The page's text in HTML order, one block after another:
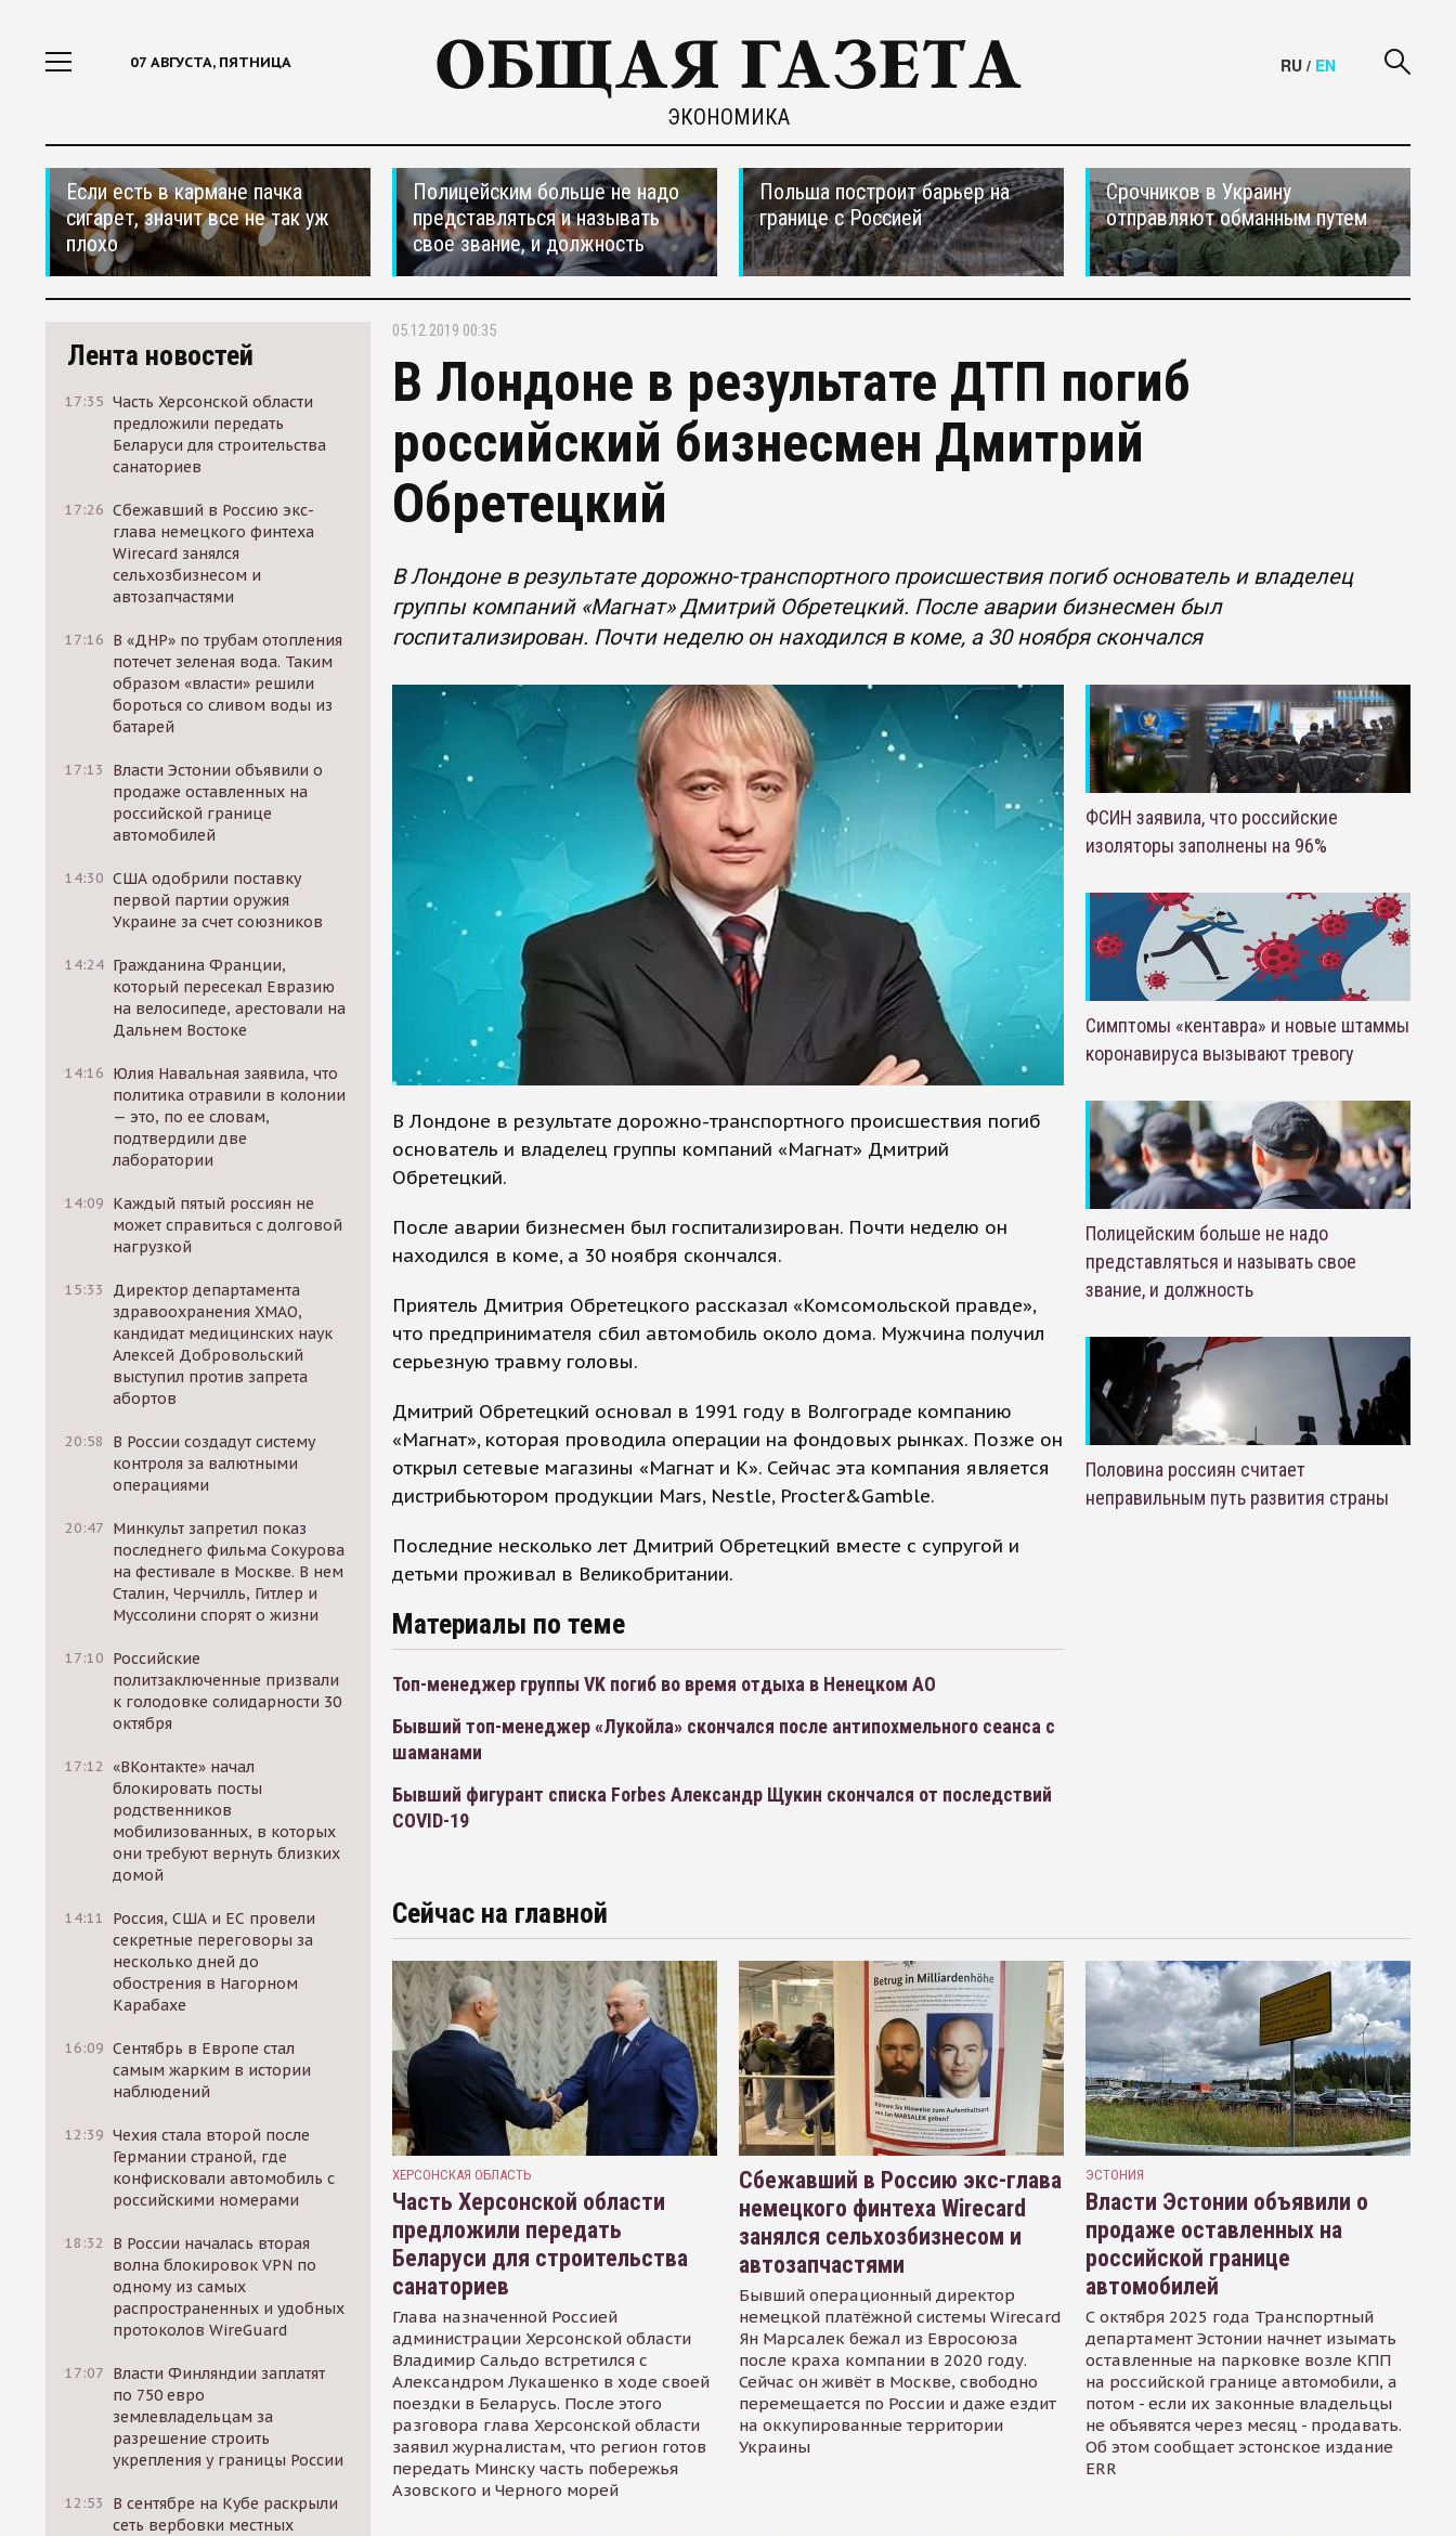
07 АВГУСТА, ПЯТНИЦА
ЭКОНОМИКА
RU / EN
Если есть в кармане пачка
сигарет, значит все не так уж
плохо
Полицейским больше не надо
представляться и называть
свое звание, и должность
Польша построит барьер на
границе с Россией
Срочников в Украину
отправляют обманным путем
Лента новостей
17:35 Часть Херсонской области
предложили передать
Беларуси для строительства
санаториев
17:26 Сбежавший в Россию экс-
глава немецкого финтеха
Wirecard занялся
сельхозбизнесом и
автозапчастями
17:16 В «ДНР» по трубам отопления
потечет зеленая вода. Таким
образом «власти» решили
бороться со сливом воды из
батарей
17:13
Власти Эстонии объявили о
продаже оставленных на
российской границе
автомобилей
14:30 США одобрили поставку
первой партии оружия
Украине за счет союзников
14:24 Гражданина Франции,
который пересекал Евразию
на велосипеде, арестовали на
Дальнем Востоке
14:16 Юлия Навальная заявила, что
политика отравили в колонии
— это, по ее словам,
подтвердили две
лаборатории
14:09 Каждый пятый россиян не
может справиться с долговой
нагрузкой
15:33
Директор департамента
здравоохранения ХМАО,
кандидат медицинских наук
Алексей Добровольский
выступил против запрета
абортов
20:58
В России создадут систему
контроля за валютными
операциями
20:47 Минкульт запретил показ
последнего фильма Сокурова
на фестивале в Москве. В нем
Сталин, Черчилль, Гитлер и
Муссолини спорят о жизни
17:10 Российские
политзаключенные призвали
к голодовке солидарности 30
октября
17:12 «ВКонтакте» начал
блокировать посты
родственников
мобилизованных, в которых
они требуют вернуть близких
домой
14:11
Россия, США и ЕС провели
секретные переговоры за
несколько дней до
обострения в Нагорном
Карабахе
16:09 Сентябрь в Европе стал
самым жарким в истории
наблюдений
12:39 Чехия стала второй после
Германии страной, где
конфисковали автомобиль с
российскими номерами
18:32
В России началась вторая
волна блокировок VPN по
одному из самых
распространенных и удобных
протоколов WireGuard
17:07 Власти Финляндии заплатят
по 750 евро
землевладельцам за
разрешение строить
укрепления у границы России
12:53
В сентябре на Кубе раскрыли
сеть вербовки местных
05.12.2019 00:35
В Лондоне в результате ДТП погиб
российский бизнесмен Дмитрий
Обретецкий
В Лондоне в результате дорожно-транспортного происшествия погиб основатель и владелец
группы компаний «Магнат» Дмитрий Обретецкий. После аварии бизнесмен был
госпитализирован. Почти неделю он находился в коме, а 30 ноября скончался
В Лондоне в результате дорожно-транспортного происшествия погиб
основатель и владелец группы компаний «Магнат» Дмитрий
Обретецкий.
После аварии бизнесмен был госпитализирован. Почти неделю он
находился в коме, а 30 ноября скончался.
Приятель Дмитрия Обретецкого рассказал «Комсомольской правде»,
что предпринимателя сбил автомобиль около дома. Мужчина получил
серьезную травму головы.
Дмитрий Обретецкий основал в 1991 году в Волгограде компанию
«Магнат», которая проводила операции на фондовых рынках. Позже он
открыл сетевые магазины «Магнат и К». Сейчас эта компания является
дистрибьютором продукции Mars, Nestle, Procter&Gamble.
Последние несколько лет Дмитрий Обретецкий вместе с супругой и
детьми проживал в Великобритании.
Материалы по теме
Топ-менеджер группы VK погиб во время отдыха в Ненецком АО
Бывший топ-менеджер «Лукойла» скончался после антипохмельного сеанса с
шаманами
Бывший фигурант списка Forbes Александр Щукин скончался от последствий
COVID-19
ФСИН заявила, что российские
изоляторы заполнены на 96%
Симптомы «кентавра» и новые штаммы
коронавируса вызывают тревогу
Полицейским больше не надо
представляться и называть свое
звание, и должность
Половина россиян считает
неправильным путь развития страны
Сейчас на главной
ХЕРСОНСКАЯ ОБЛАСТЬ
Часть Херсонской области
предложили передать
Беларуси для строительства
санаториев
Глава назначенной Россией
администрации Херсонской области
Владимир Сальдо встретился с
Александром Лукашенко в ходе своей
поездки в Беларусь. После этого
разговора глава Херсонской области
заявил журналистам, что регион готов
передать Минску часть побережья
Азовского и Черного морей
Сбежавший в Россию экс-глава
немецкого финтеха Wirecard
занялся сельхозбизнесом и
автозапчастями
Бывший операционный директор
немецкой платёжной системы Wirecard
Ян Марсалек бежал из Евросоюза
после краха компании в 2020 году.
Сейчас он живёт в Москве, свободно
перемещается по России и даже ездит
на оккупированные территории
Украины
ЭСТОНИЯ
Власти Эстонии объявили о
продаже оставленных на
российской границе
автомобилей
С октября 2025 года Транспортный
департамент Эстонии начнет изымать
оставленные на парковке возле КПП
на российской границе автомобили, а
потом - если их законные владельцы
не объявятся через месяц - продавать.
Об этом сообщает эстонское издание
ERR